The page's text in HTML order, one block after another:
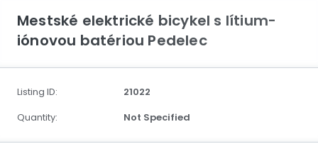
Mestské elektrické bicykel s lítium-
iónovou batériou Pedelec
Listing ID:
21022
Quantity:
Not Specified